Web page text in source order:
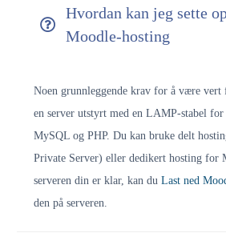
Hvordan kan jeg sette
Moodle-hosting
Noen grunnleggende krav for å være
en server utstyrt med en LAMP-stabel
MySQL og PHP. Du kan bruke delt
Private Server) eller dedikert hosting for
serveren din er klar, kan du Last ned
den på serveren.